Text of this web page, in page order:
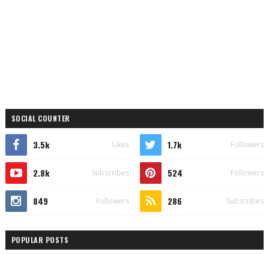
SOCIAL COUNTER
3.5k Likes 1.7k Followers
2.8k Subscribes 524 Followers
849 Followers 286 Subscribes
POPULAR POSTS